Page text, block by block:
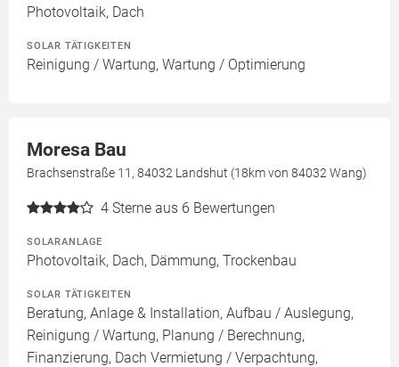
Photovoltaik, Dach
SOLAR TÄTIGKEITEN
Reinigung / Wartung, Wartung / Optimierung
Moresa Bau
Brachsenstraße 11, 84032 Landshut (18km von 84032 Wang)
4 Sterne aus 6 Bewertungen
SOLARANLAGE
Photovoltaik, Dach, Dämmung, Trockenbau
SOLAR TÄTIGKEITEN
Beratung, Anlage & Installation, Aufbau / Auslegung,
Reinigung / Wartung, Planung / Berechnung,
Finanzierung, Dach Vermietung / Verpachtung,